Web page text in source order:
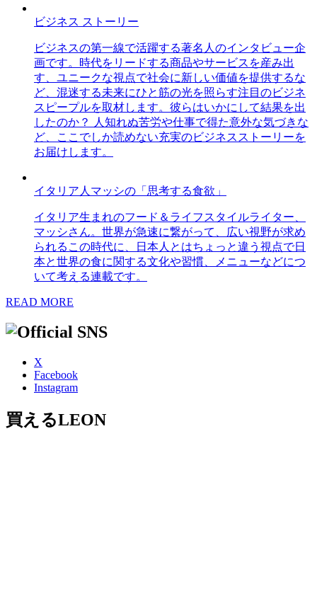
ビジネス ストーリー
ビジネスの第一線で活躍する著名人のインタビュー企
画です。時代をリードする商品やサービスを産み出
す、ユニークな視点で社会に新しい価値を提供するな
ど、混迷する未来にひと筋の光を照らす注目のビジネ
スピープルを取材します。彼らはいかにして結果を出
したのか？ 人知れぬ苦労や仕事で得た意外な気づきな
ど、ここでしか読めない充実のビジネスストーリーを
お届けします。
イタリア人マッシの「思考する食欲」
イタリア生まれのフード＆ライフスタイルライター、
マッシさん。世界が急速に繋がって、広い視野が求め
られるこの時代に、日本人とはちょっと違う視点で日
本と世界の食に関する文化や習慣、メニューなどにつ
いて考える連載です。
READ MORE
X
Facebook
Instagram
買えるLEON